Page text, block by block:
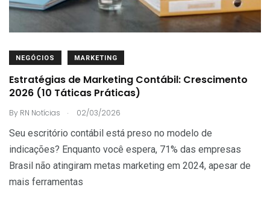
NEGÓCIOS MARKETING
Estratégias de Marketing Contábil: Crescimento
2026 (10 Táticas Práticas)
By RN Notícias . 02/03/2026
Seu escritório contábil está preso no modelo de
indicações? Enquanto você espera, 71% das empresas
Brasil não atingiram metas marketing em 2024, apesar de
mais ferramentas